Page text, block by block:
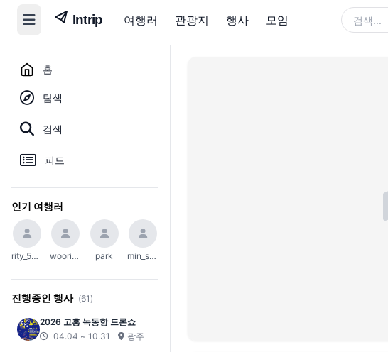
여행러 관광지 행사 모임
홈
탐색
검색
피드
인기 여행러
rity_5004 woori_654 park min_soo_1002
진행중인 행사 (61)
2026 고흥 녹동항 드론쇼
04.04 ~ 10.31
광주